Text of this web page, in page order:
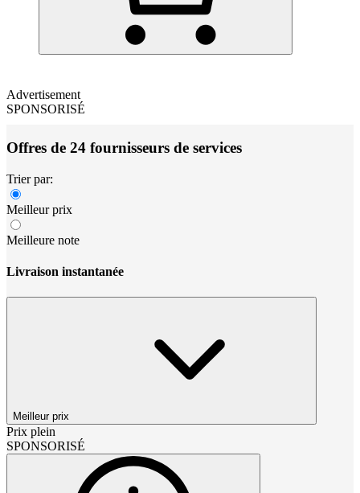
Advertisement
SPONSORISÉ
Offres de 24 fournisseurs de services
Trier par:
Meilleur prix
Meilleure note
Livraison instantanée
Meilleur prix
Prix plein
SPONSORISÉ